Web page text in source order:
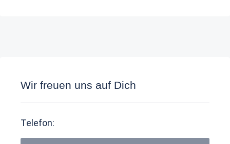
Wir freuen uns auf Dich
Telefon: